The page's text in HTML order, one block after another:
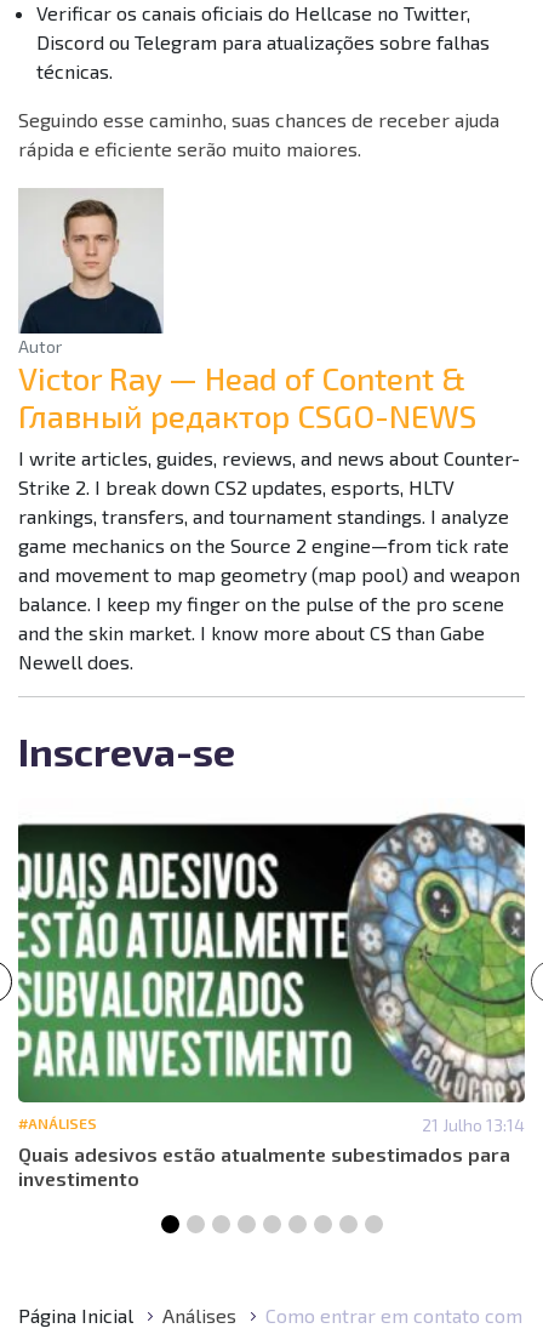
Verificar os canais oficiais do Hellcase no Twitter,
Discord ou Telegram para atualizações sobre falhas
técnicas.
Seguindo esse caminho, suas chances de receber ajuda
rápida e eficiente serão muito maiores.
Autor
Victor Ray — Head of Content &
Главный редактор CSGO-NEWS
I write articles, guides, reviews, and news about Counter-
Strike 2. I break down CS2 updates, esports, HLTV
rankings, transfers, and tournament standings. I analyze
game mechanics on the Source 2 engine—from tick rate
and movement to map geometry (map pool) and weapon
balance. I keep my finger on the pulse of the pro scene
and the skin market. I know more about CS than Gabe
Newell does.
Inscreva-se
#ANÁLISES 21 Julho 13:14
Quais adesivos estão atualmente subestimados para
investimento
Página Inicial Análises
Como entrar em contato com